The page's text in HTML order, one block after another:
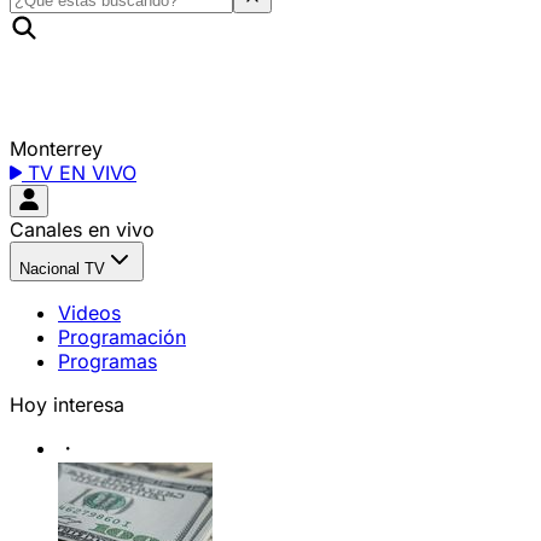
Monterrey
TV EN VIVO
Canales en vivo
Nacional TV
Videos
Programación
Programas
Hoy interesa